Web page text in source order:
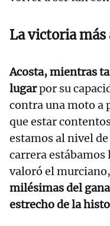
La victoria
Acosta, mientras
lugarpor su
contra una moto a
que estar
estamos al nivel
carrera
valoró el
milésimas del
estrecho de la